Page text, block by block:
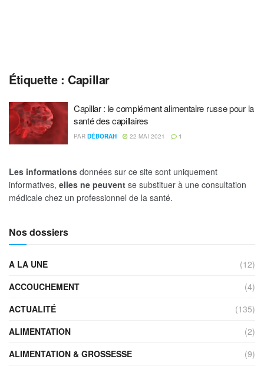
Étiquette : Capillar
Capillar : le complément alimentaire russe pour la
santé des capillaires
PAR DÉBORAH 22 MAI 2021 1
Les informations données sur ce site sont uniquement
informatives, elles ne peuvent se substituer à une consultation
médicale chez un professionnel de la santé.
Nos dossiers
A LA UNE
(12)
ACCOUCHEMENT
(4)
ACTUALITÉ
(135)
ALIMENTATION
(2)
ALIMENTATION & GROSSESSE
(9)